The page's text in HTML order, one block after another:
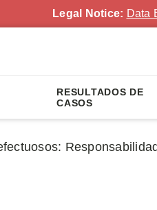
Legal Notice: Data
RESULTADOS DE
CASOS